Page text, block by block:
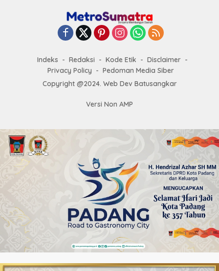
Indeks Redaksi Kode Etik
Disclaimer
Privacy Policy
Pedoman Media Siber
Copyright @2024. Web Dev Batusangkar
Versi Non AMP